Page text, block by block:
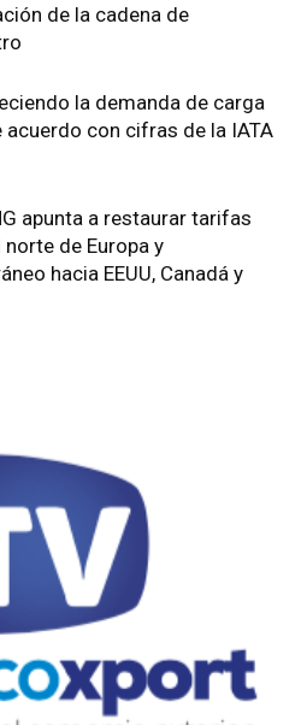
de la cadena de
la demanda de carga
acuerdo con cifras de la IATA
apunta a restaurar tarifas
norte de Europa y
hacia EEUU, Canadá y